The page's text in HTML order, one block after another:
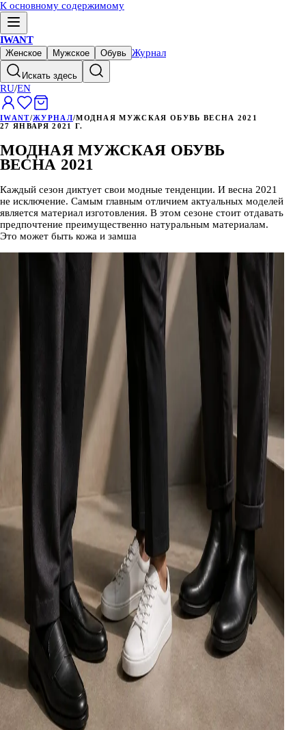
К основному содержимому
IWANT
Женское Мужское Обувь Журнал
Искать здесь
RU/EN
IWANT/ЖУРНАЛ/МОДНАЯ МУЖСКАЯ ОБУВЬ ВЕСНА 2021
27 ЯНВАРЯ 2021 Г.
МОДНАЯ МУЖСКАЯ ОБУВЬ
ВЕСНА 2021
Каждый сезон диктует свои модные тенденции. И весна 2021
не исключение. Самым главным отличием актуальных моделей
является материал изготовления. В этом сезоне стоит отдавать
предпочтение преимущественно натуральным материалам.
Это может быть кожа и замша